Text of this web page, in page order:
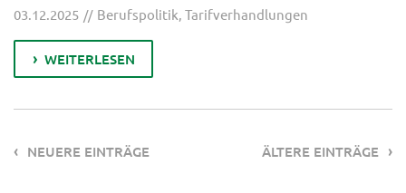
03.12.2025 Berufspolitik Tarifverhandlungen
WEITERLESEN
NEUERE EINTRÄGE ÄLTERE EINTRÄGE